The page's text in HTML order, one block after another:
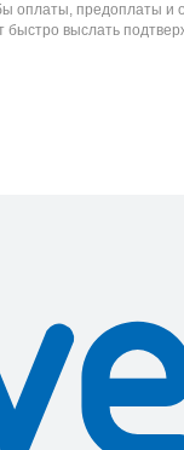
оплаты, предоплаты и
быстро выслать